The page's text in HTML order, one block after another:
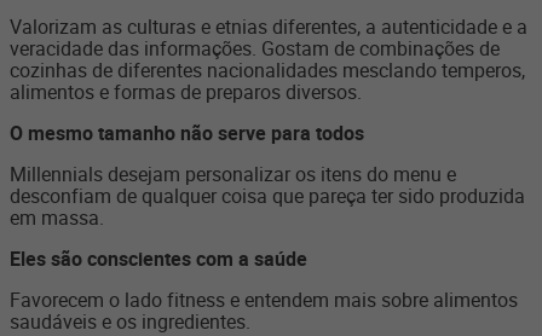
Valorizam as culturas e etnias diferentes, a autenticidade e a
veracidade das informações. Gostam de combinações de
cozinhas de diferentes nacionalidades mesclando temperos,
alimentos e formas de preparos diversos.
O mesmo tamanho não serve para todos
Millennials desejam personalizar os itens do menu e
desconfiam de qualquer coisa que pareça ter sido produzida
em massa.
Eles são conscientes com a saúde
Favorecem o lado fitness e entendem mais sobre alimentos
saudáveis e os ingredientes.